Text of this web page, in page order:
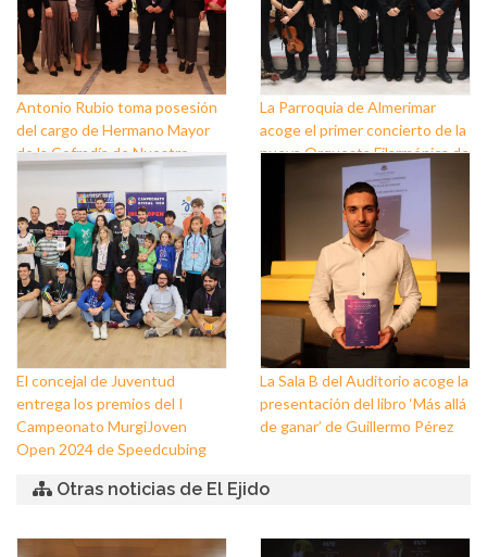
Antonio Rubio toma posesión
del cargo de Hermano Mayor
de la Cofradía de Nuestro
Padre Jesús Nazareno y
Nuestra Señora de los Dolores
de Balerma
La Parroquia de Almerimar
acoge el primer concierto de la
nueva Orquesta Filarmónica de
El concejal de Juventud
entrega los premios del I
Campeonato MurgiJoven
Open 2024 de Speedcubing
La Sala B del Auditorio acoge la
presentación del libro ‘Más allá
de ganar’ de Guillermo Pérez
Otras noticias de El Ejido